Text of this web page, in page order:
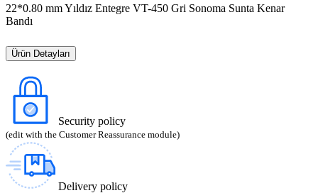
22*0.80 mm Yıldız Entegre VT-450 Gri Sonoma Sunta Kenar
Bandı
Ürün Detayları
Security policy
(edit with the Customer Reassurance module)
Delivery policy